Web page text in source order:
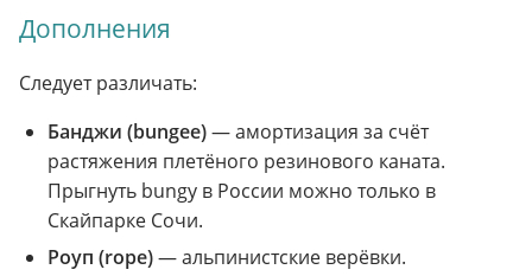
Дополнения
Следует различать:
Банджи (bungee)— амортизация за счёт
растяжения плетёного резинового каната.
Прыгнуть bungy в России можно только в
Скайпарке Сочи.
Роуп (rope)— альпинистские верёвки.